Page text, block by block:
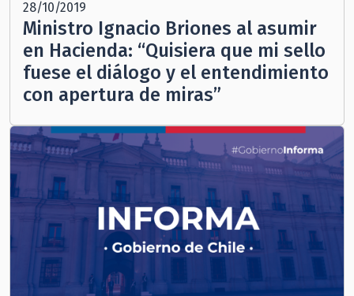
28/10/2019
Ministro Ignacio Briones al asumir
en Hacienda: “Quisiera que mi sello
fuese el diálogo y el entendimiento
con apertura de miras”